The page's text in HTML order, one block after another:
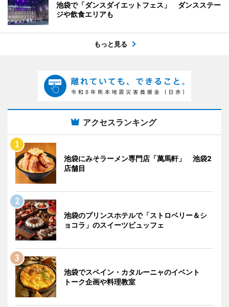
池袋で「ダンスダイエットフェス」 ダンスステー
ジや飲食エリアも
もっと見る
アクセスランキング
池袋にみそラーメン専門店「萬馬軒」 池袋2
店舗目
池袋のプリンスホテルで「ストロベリー＆シ
ョコラ」のスイーツビュッフェ
池袋でスペイン・カタルーニャのイベント
トーク企画や料理教室